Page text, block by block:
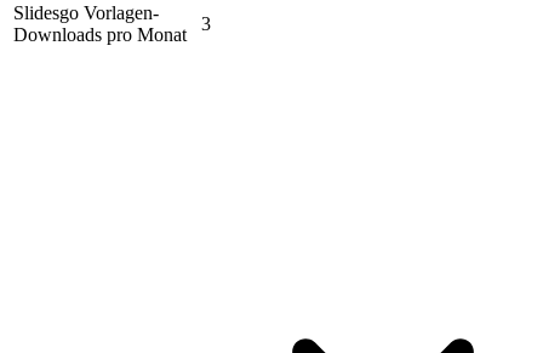
Slidesgo Vorlagen-
Downloads pro Monat
3